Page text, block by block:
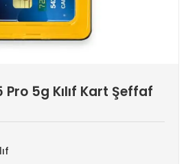
5g Kılıf Kart Şeffaf